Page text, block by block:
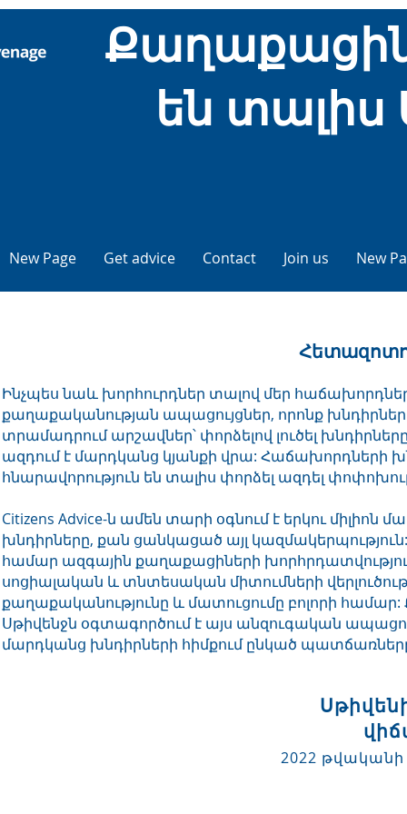
են տալիս
New Page Get advice Contact Join us New
Ինչպես նաև խորհուրդներ տալով մեր
քաղաքականության ապացույցներ, որոնք
տրամադրում արշավներ՝ փորձելով լուծել
ազդում է մարդկանց կյանքի վրա: Հաճախորդների
հնարավորություն են տալիս փորձել ազդել
Citizens Advice-ն ամեն տարի օգնում է երկու
խնդիրները, քան ցանկացած այլ
համար ազգային քաղաքացիների
սոցիալական և տնտեսական միտումների
քաղաքականությունը և մատուցումը բոլորի
Սթիվենջն օգտագործում է այս անզուգական
մարդկանց խնդիրների հիմքում ընկած
2022 թվականի